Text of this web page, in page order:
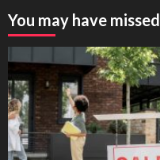
You may have missed